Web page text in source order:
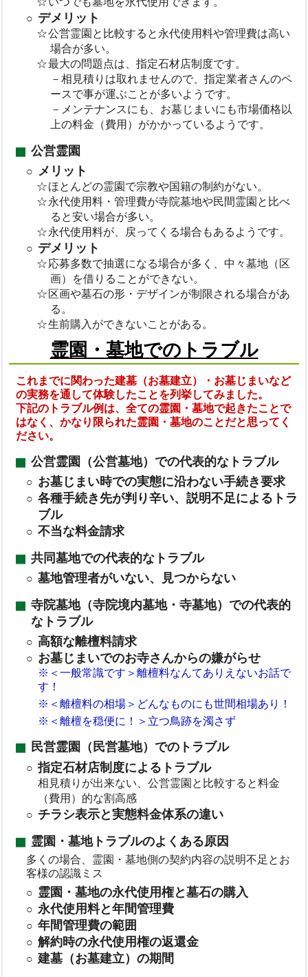
デメリット
公営霊園と比較すると永代使用料や管理費は高い
場合が多い。
最大の問題点は、指定石材店制度です。
－相見積りは取れませんので、指定業者さんのペ
ースで事が運ぶことが多いようです。
－メンテナンスにも、お墓じまいにも市場価格以
上の料金（費用）がかかっているようです。
公営霊園
メリット
ほとんどの霊園で宗教や国籍の制約がない。
永代使用料・管理費が寺院墓地や民間霊園と比べ
ると安い場合が多い。
永代使用料が、戻ってくる場合もあるようです。
デメリット
応募多数で抽選になる場合が多く、中々墓地（区
画）を借りることができない。
区画や墓石の形・デザインが制限される場合があ
る。
生前購入ができないことがある。
霊園・墓地でのトラブル
これまでに関わった建墓（お墓建立）・お墓じまいなど
の実務を通して体験したことを列挙してみました。
下記のトラブル例は、全ての霊園・墓地で起きたことで
はなく、かなり限られた霊園・墓地のことだと思ってく
ださい。
公営霊園（公営墓地）での代表的なトラブル
お墓じまい時での実態に沿わない手続き要求
各種手続き先が判り辛い、説明不足によるトラ
ブル
不当な料金請求
共同墓地での代表的なトラブル
墓地管理者がいない、見つからない
寺院墓地（寺院境内墓地・寺墓地）での代表的
なトラブル
高額な離檀料請求
お墓じまいでのお寺さんからの嫌がらせ
※＜一般常識です＞離檀料なんてありえないお話で
す！
※＜離檀料の相場＞どんなものにも世間相場あり！
※＜離檀を穏便に！＞立つ鳥跡を濁さず
民営霊園（民営墓地）でのトラブル
指定石材店制度によるトラブル
相見積りが出来ない、公営霊園と比較すると料金
（費用）的な割高感
チラシ表示と実態料金体系の違い
霊園・墓地トラブルのよくある原因
多くの場合、霊園・墓地側の契約内容の説明不足とお
客様の認識ミス
霊園・墓地の永代使用権と墓石の購入
永代使用料と年間管理費
年間管理費の範囲
解約時の永代使用権の返還金
建墓（お墓建立）の期間